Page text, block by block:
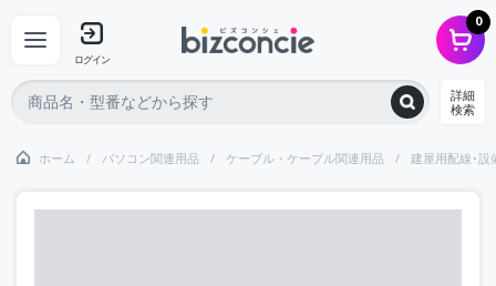
ログイン
0
詳細
検索
ホーム パソコン関連用品 ケーブル・ケーブル関連用品 建屋用配線･設